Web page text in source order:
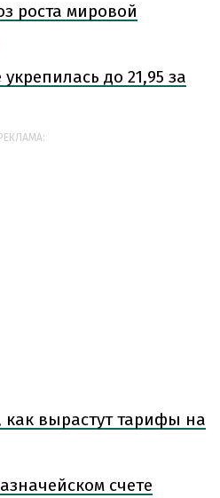
роста мировой
до 21,95 за
РЕКЛАМА:
как вырастут тарифы на
счете